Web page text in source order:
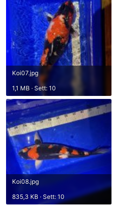
Koi07.jpg
1,1 MB · Sett: 10
Koi08.jpg
835,3 KB · Sett: 10